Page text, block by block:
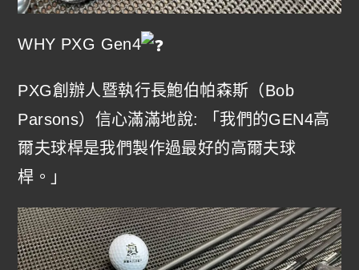
WHY PXG Gen4
PXG創辦人暨執行長鮑伯帕森斯（Bob
Parsons）信心滿滿地說: 「我們的GEN4高
爾夫球桿是我們製作過最好的高爾夫球
桿。」